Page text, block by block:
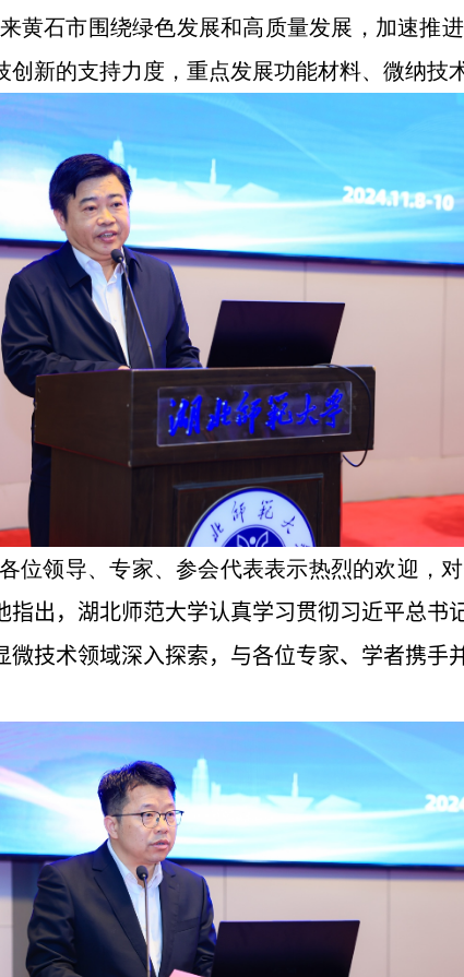
黄石市围绕绿色发展和高质量发展，加速推
新的支持力度，重点发展功能材料、微纳
位领导、专家、参会代表表示热烈的欢迎，
出， 湖北师范大学认真学习贯彻习近平总书
技术领域深入探索，与各位专家、学者携